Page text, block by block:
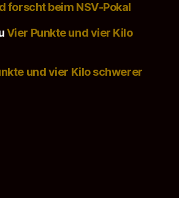
forscht beim NSV-Pokal
Vier Punkte und vier Kilo
und vier Kilo schwerer